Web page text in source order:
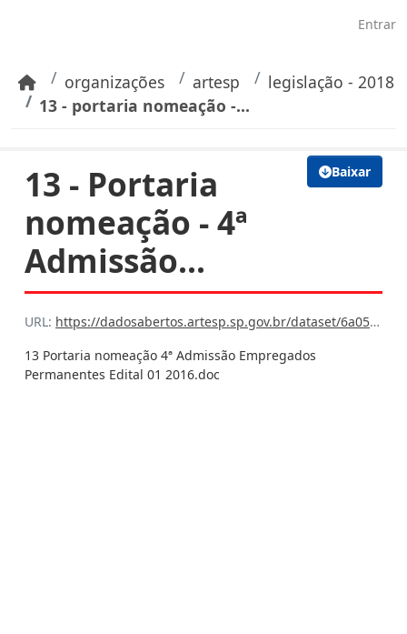
Entrar
organizações artesp
legislação - 2018
13 - portaria nomeação -...
Baixar
13 - Portaria
nomeação - 4ª
Admissão...
URL: https://dadosabertos.artesp.sp.gov.br/dataset/6a059e99-75d0-42bc-ba16-7608cfb7f6bb/resource/85995302-4025-488c-8065-8551f22320a8/download/13-portaria-nomeacao-4-admissao-empregados-permanentes-edital-01-2016.doc
13 Portaria nomeação 4ª Admissão Empregados
Permanentes Edital 01 2016.doc